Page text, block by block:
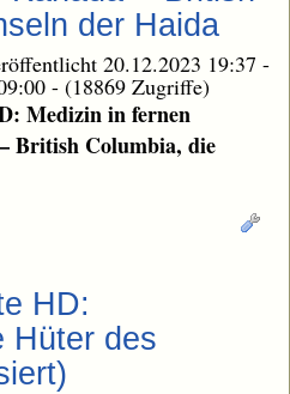
der Haida
20.12.2023 19:37 -
- (18869 Zugriffe)
Medizin in fernen
British Columbia, die
HD:
Hüter des